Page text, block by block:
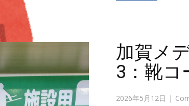
加賀メ
3：靴コ
2026年5月12日